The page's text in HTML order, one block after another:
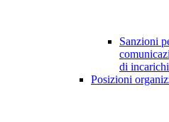
Sanzioni
di
Posizioni